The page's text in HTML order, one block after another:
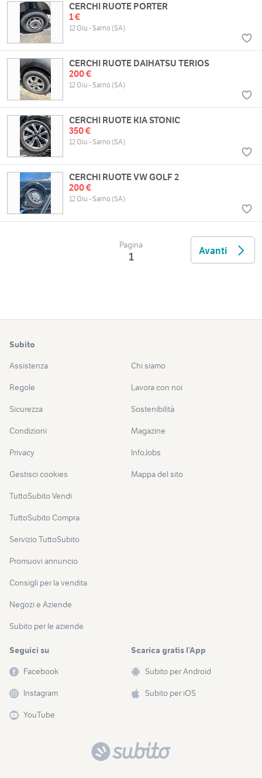
CERCHI RUOTE PORTER
1 €
12 Giu - Sarno (SA)
CERCHI RUOTE DAIHATSU TERIOS
200 €
12 Giu - Sarno (SA)
CERCHI RUOTE KIA STONIC
350 €
12 Giu - Sarno (SA)
CERCHI RUOTE VW GOLF 2
200 €
12 Giu - Sarno (SA)
Pagina
1 Avanti
Subito
Assistenza
Regole
Sicurezza
Condizioni
Privacy
Gestisci cookies
TuttoSubito Vendi
TuttoSubito Compra
Servizio TuttoSubito
Promuovi annuncio
Consigli per la vendita
Negozi e Aziende
Subito per le aziende
Chi siamo
Lavora con noi
Sostenibilità
Magazine
InfoJobs
Mappa del sito
Seguici su
Facebook
Instagram
YouTube
Scarica gratis l’App
Subito per Android
Subito per iOS